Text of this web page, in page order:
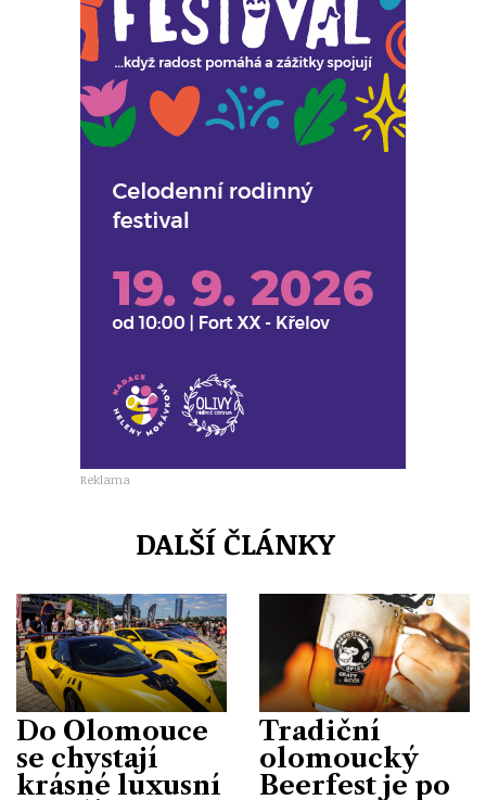
Reklama
DALŠÍ ČLÁNKY
Do Olomouce
se chystají
krásné luxusní
Tradiční
olomoucký
Beerfest je po